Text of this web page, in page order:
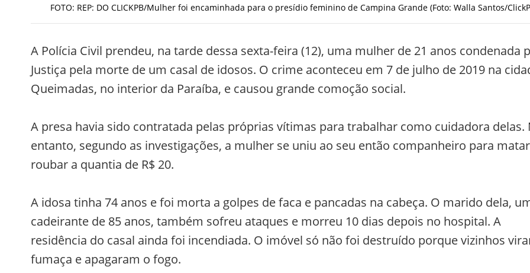
FOTO: REP: DO CLICKPB/Mulher foi encaminhada para o presídio feminino de Campina Grande (Foto: Walla Santos/
A Polícia Civil prendeu, na tarde dessa sexta-feira (12), uma mulher de 21 anos condenada
Justiça pela morte de um casal de idosos. O crime aconteceu em 7 de julho de 2019 na
Queimadas, no interior da Paraíba, e causou grande comoção social.
A presa havia sido contratada pelas próprias vítimas para trabalhar como cuidadora delas.
entanto, segundo as investigações, a mulher se uniu ao seu então companheiro para
roubar a quantia de R$ 20.
A idosa tinha 74 anos e foi morta a golpes de faca e pancadas na cabeça. O marido dela,
cadeirante de 85 anos, também sofreu ataques e morreu 10 dias depois no hospital. A
residência do casal ainda foi incendiada. O imóvel só não foi destruído porque vizinhos
fumaça e apagaram o fogo.